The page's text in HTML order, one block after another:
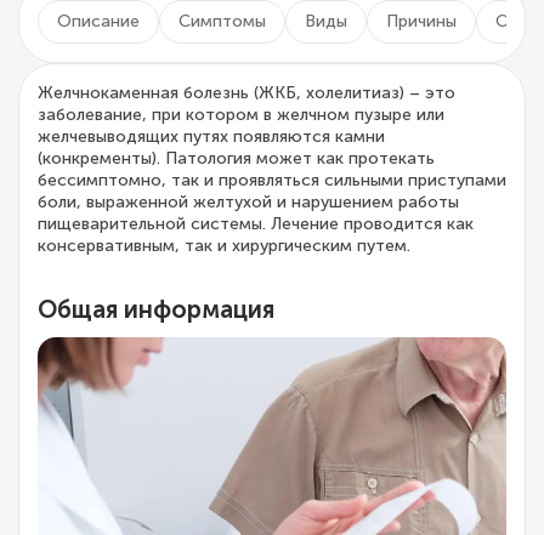
Описание Симптомы Виды Причины
Желчнокаменная болезнь (ЖКБ, холелитиаз) – это
заболевание, при котором в желчном пузыре или
желчевыводящих путях появляются камни
(конкременты). Патология может как протекать
бессимптомно, так и проявляться сильными приступами
боли, выраженной желтухой и нарушением работы
пищеварительной системы. Лечение проводится как
консервативным, так и хирургическим путем.
Общая информация